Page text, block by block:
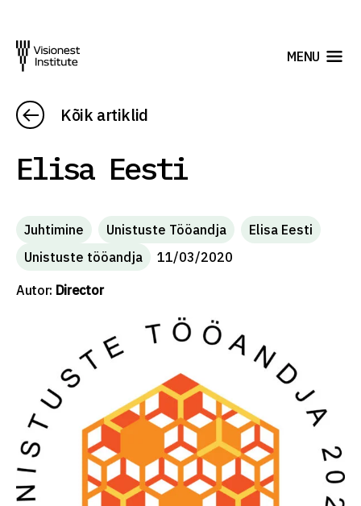
MENU
Kõik artiklid
Elisa Eesti
Juhtimine Unistuste Tööandja
Elisa Eesti
Unistuste tööandja
11/03/2020
Autor: Director